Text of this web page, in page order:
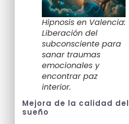
Hipnosis en Valencia:
Liberación del
subconsciente para
sanar traumas
emocionales y
encontrar paz
interior.
Mejora de la calidad del
sueño